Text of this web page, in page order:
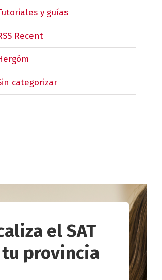
y guías
Recent
categorizar
el SAT
provincia